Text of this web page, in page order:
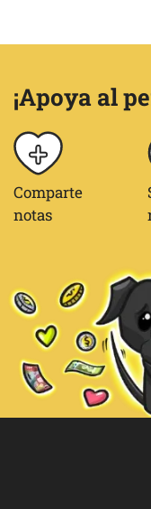
¡Apoya al
Comparte
notas